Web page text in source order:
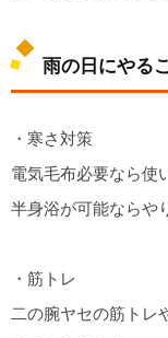
雨の日にやる
・寒さ対策
電気毛布必要なら使
半身浴が可能ならや
・筋トレ
二の腕ヤセの筋トレ